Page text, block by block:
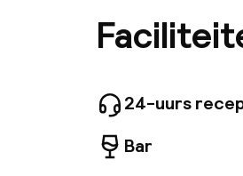
is
24-uurs
Bar